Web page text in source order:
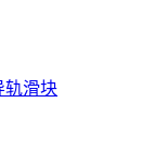
轨滑块